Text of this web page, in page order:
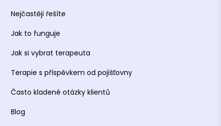
Nejčastěji řešíte
Jak to funguje
Jak si vybrat terapeuta
Terapie s příspěvkem od pojišťovny
Často kladené otázky klientů
Blog